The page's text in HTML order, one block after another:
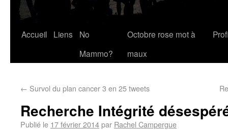
Accueil Liens
No
Mammo?
Octobre rose mot à
maux
← Survol du plan cancer 3 en 25 tweets
Recherche Intégrité
Publié le 17 février 2014par Rachel Campergue